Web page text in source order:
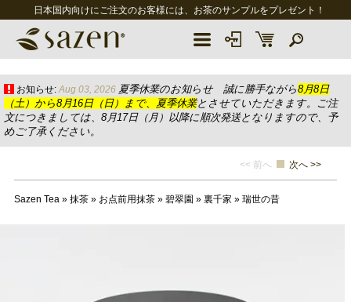
日本国内向けにご注文のお客様には、お茶のサンプルをプレゼント！
お知らせ: Aug 03, 2026 夏季休業のお知らせ 誠に勝手ながら8月8日
（土）から8月16日（日）まで、夏季休業とさせていただきます。ご注
文につきましては、8月17日（月）以降に順次発送となりますので、予
めご了承ください。
<< 前へ 次へ >>
Sazen Tea» 抹茶» お点前用抹茶» 碧翠園 » 裏千家 » 瑞世の昔